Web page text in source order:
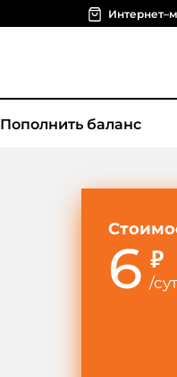
Пополнить баланс
6 ₽
/